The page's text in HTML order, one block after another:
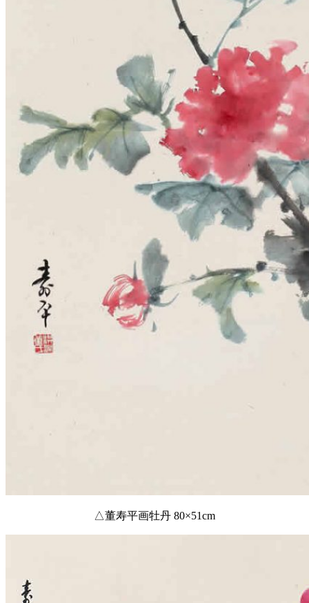
△董寿平画牡丹 80×51cm